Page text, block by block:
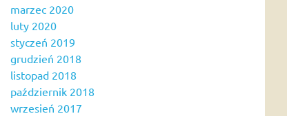
marzec 2020
luty 2020
styczeń 2019
grudzień 2018
listopad 2018
październik 2018
wrzesień 2017